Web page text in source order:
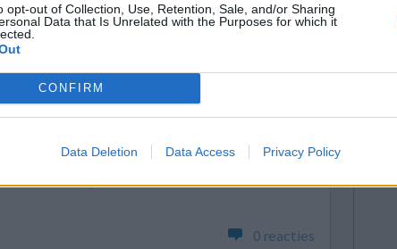
opt-out of Collection, Use, Retention, Sale, and/or Sharing
Data that Is Unrelated with the Purposes for which it
CONFIRM
Data Deletion Data Access Privacy Policy
Effectiviteit
0 reacties